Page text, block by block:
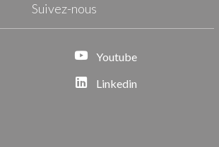
Suivez-nous
Youtube
Linkedin